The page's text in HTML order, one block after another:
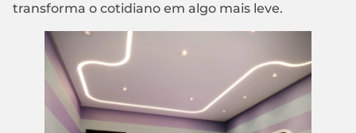
transforma o cotidiano em algo mais leve.